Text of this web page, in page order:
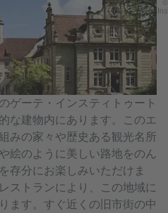
ゲーテ・インスティトゥート
な建物内にあります。このエ
みの家々や歴史ある観光名所
絵のように美しい路地をのん
存分にお楽しみいただけま
ストランにより、この地域に
ます。すぐ近くの旧市街の中